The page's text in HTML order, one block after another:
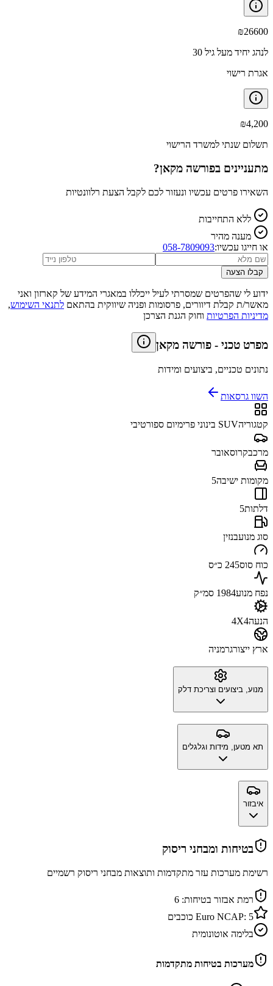
₪26600
לנהג יחיד מעל גיל 30
אגרת רישוי
₪4,200
תשלום שנתי למשרד הרישוי
מתעניינים בפורשה מקאן?
השאירו פרטים עכשיו ונעזור לכם לקבל הצעת רלוונטיות
ללא התחייבות
מענה מהיר
או חייגו עכשיו:058-7809093
קבלו הצעה
ידוע לי שהפרטים שמסרתי לעיל ייכללו במאגרי המידע של קארזון ואני
מאשר/ת קבלת דיוורים, פרסומות ופניה שיווקית בהתאם לתנאי השימוש,
מדיניות הפרטיות וחוק הגנת הצרכן
מפרט טכני - פורשה מקאן
נתונים טכניים, ביצועים ומידות
השוו גרסאות
קטגוריהSUV בינוני פרימיום ספורטיבי
מרכבקרוסאובר
מקומות ישיבה5
דלתות5
סוג מנועבנזין
כוח סוס245 כ״ס
נפח מנוע1984 סמ״ק
הנעה4X4
ארץ ייצורגרמניה
מנוע, ביצועים וצריכת דלק
תא מטען, מידות וגלגלים
איבזור
בטיחות ומבחני ריסוק
רשימת מערכות עזר מתקדמות ותוצאות מבחני ריסוק רשמיים
רמת אבזור בטיחות: 6
Euro NCAP: 5
כוכבים
בלימה אוטונומית
מערכות בטיחות מתקדמות